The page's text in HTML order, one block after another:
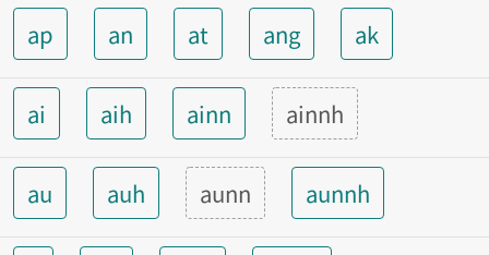
ap
an at ang ak
ai aih ainn ainnh
au auh aunn aunnh